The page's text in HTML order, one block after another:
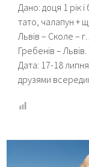
Дано: доця 1 рік і
тато, чалапун +
Львів – Сколе –
Гребенів –
Дата: 17-18
друзями